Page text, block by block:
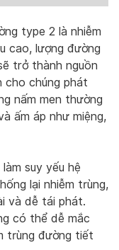
type 2 là nhiễm
cao, lượng đường
trở thành nguồn
cho chúng phát
nấm men thường
ấm áp như miệng,
suy yếu hệ
lại nhiễm trùng,
và dễ tái phát.
có thể dễ mắc
trùng đường tiết